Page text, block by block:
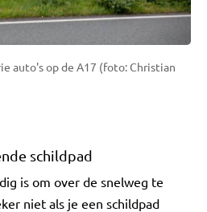
auto's op de A17 (foto: Christian
schildpad
is om over de snelweg te
niet als je een schildpad